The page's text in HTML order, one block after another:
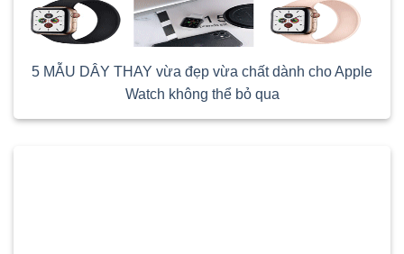
5 MẪU DÂY THAY vừa đẹp vừa chất dành cho Apple
Watch không thể bỏ qua